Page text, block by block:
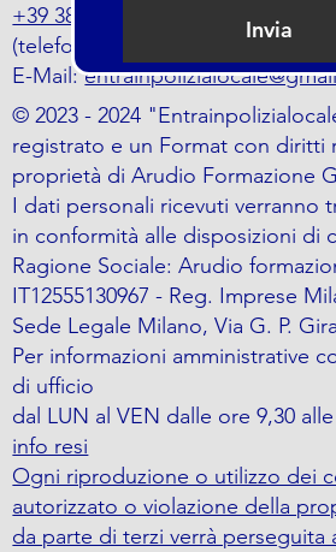
+39 388 797 5464
(telefono o whatsapp)
E-Mail:
© 2023 - 2024
registrato e un Format con diritti
proprietà di Arudio Formazione
I dati personali ricevuti verranno
in conformità alle disposizioni di
Ragione Sociale: Arudio
IT12555130967 - Reg. Imprese
Sede Legale Milano, Via G. P.
Per informazioni amministrative
di ufficio
dal LUN al VEN dalle ore 9,30
info resi
Ogni riproduzione o utilizzo dei
autorizzato o violazione della
da parte di terzi verrà perseguita
Invia